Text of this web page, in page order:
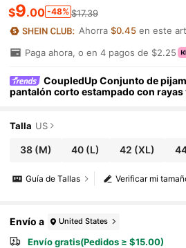
$9.00 -48% $17.39
Ahorra $0.45en este
Paga ahora, o en 4 pagos de $2.25
CoupledUp Conjunto de
pantalón corto estampado con rayas
Talla US
38(M) 40 (L) 42 (XL)
Verificar mi
Guía de Tallas
Envío a United States
Envío gratis(Pedidos ≥ $15.00)